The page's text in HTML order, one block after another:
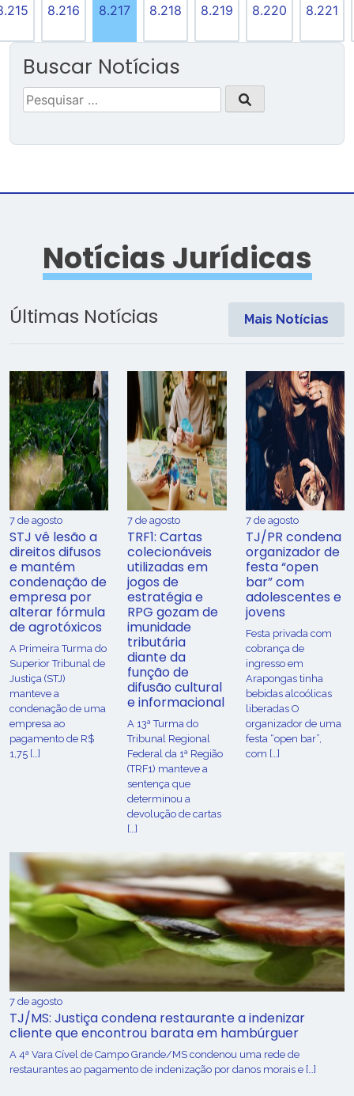
8.216 8.217 8.218 8.219 8.220 8.221
Buscar Notícias
Pesquisar
por:
Notícias Jurídicas
Últimas Notícias Mais Notícias
7 de agosto
STJ vê lesão a
direitos difusos
e mantém
condenação de
empresa por
alterar fórmula
de agrotóxicos
​A Primeira Turma do
Superior Tribunal de
Justiça (STJ)
manteve a
condenação de uma
empresa ao
pagamento de R$
1,75 […]
7 de agosto
TRF1: Cartas
colecionáveis
utilizadas em
jogos de
estratégia e
RPG gozam de
imunidade
tributária
diante da
função de
difusão cultural
e informacional
A 13ª Turma do
Tribunal Regional
Federal da 1ª Região
(TRF1) manteve a
sentença que
determinou a
devolução de cartas
[…]
7 de agosto
TJ/PR condena
organizador de
festa “open
bar” com
adolescentes e
jovens
Festa privada com
cobrança de
ingresso em
Arapongas tinha
bebidas alcoólicas
liberadas O
organizador de uma
festa “open bar”,
com […]
7 de agosto
TJ/MS: Justiça condena restaurante a indenizar
cliente que encontrou barata em hambúrguer
A 4ª Vara Cível de Campo Grande/MS condenou uma rede de
restaurantes ao pagamento de indenização por danos morais e […]